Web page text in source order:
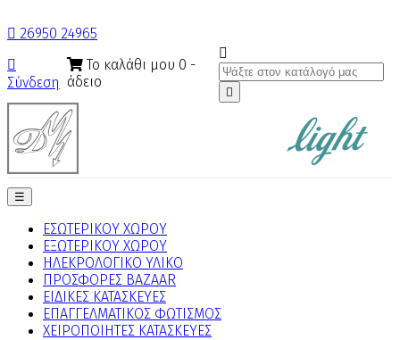
 26950 24965

Σύνδεση
Το καλάθι μου 0 -
άδειο


Toggle
navigation
☰
ΕΣΩΤΕΡΙΚΟΥ ΧΩΡΟΥ
ΕΞΩΤΕΡΙΚΟΥ ΧΩΡΟΥ
ΗΛΕΚΡΟΛΟΓΙΚΟ ΥΛΙΚΟ
ΠΡΟΣΦΟΡΕΣ BAZAAR
ΕΙΔΙΚΕΣ ΚΑΤΑΣΚΕΥΕΣ
ΕΠΑΓΓΕΛΜΑΤΙΚΟΣ ΦΩΤΙΣΜΟΣ
ΧΕΙΡΟΠΟΙΗΤΕΣ ΚΑΤΑΣΚΕΥΕΣ